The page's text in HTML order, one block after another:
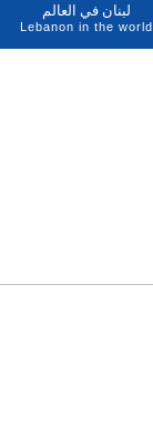
لبنان في العالم
Lebanon in the world